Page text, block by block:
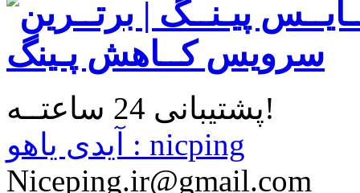
پشتیبانی 24 ساعتــه!
آیدی یاهو : nicping
Niceping.ir@gmail.com